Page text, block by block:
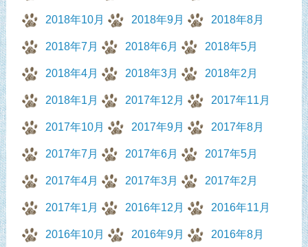
2018年10月 2018年9月 2018年8月
2018年7月 2018年6月 2018年5月
2018年4月 2018年3月 2018年2月
2018年1月 2017年12月 2017年11月
2017年10月 2017年9月 2017年8月
2017年7月 2017年6月 2017年5月
2017年4月 2017年3月 2017年2月
2017年1月 2016年12月 2016年11月
2016年10月 2016年9月 2016年8月